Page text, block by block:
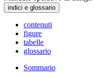
indici e glossario
contenuti
figure
tabelle
glossario
Sommario